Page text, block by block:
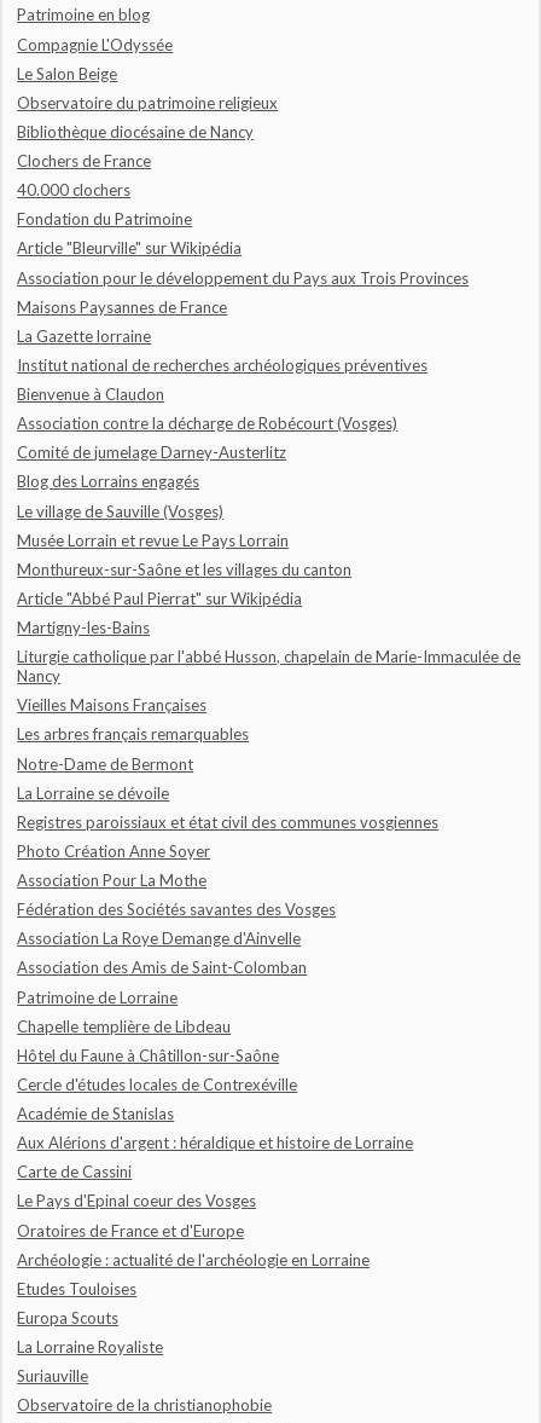
Patrimoine en blog
Compagnie L'Odyssée
Le Salon Beige
Observatoire du patrimoine religieux
Bibliothèque diocésaine de Nancy
Clochers de France
40.000 clochers
Fondation du Patrimoine
Article "Bleurville" sur Wikipédia
Association pour le développement du Pays aux Trois Provinces
Maisons Paysannes de France
La Gazette lorraine
Institut national de recherches archéologiques préventives
Bienvenue à Claudon
Association contre la décharge de Robécourt (Vosges)
Comité de jumelage Darney-Austerlitz
Blog des Lorrains engagés
Le village de Sauville (Vosges)
Musée Lorrain et revue Le Pays Lorrain
Monthureux-sur-Saône et les villages du canton
Article "Abbé Paul Pierrat" sur Wikipédia
Martigny-les-Bains
Liturgie catholique par l'abbé Husson, chapelain de Marie-Immaculée de
Nancy
Vieilles Maisons Françaises
Les arbres français remarquables
Notre-Dame de Bermont
La Lorraine se dévoile
Registres paroissiaux et état civil des communes vosgiennes
Photo Création Anne Soyer
Association Pour La Mothe
Fédération des Sociétés savantes des Vosges
Association La Roye Demange d'Ainvelle
Association des Amis de Saint-Colomban
Patrimoine de Lorraine
Chapelle templière de Libdeau
Hôtel du Faune à Châtillon-sur-Saône
Cercle d'études locales de Contrexéville
Académie de Stanislas
Aux Alérions d'argent : héraldique et histoire de Lorraine
Carte de Cassini
Le Pays d'Epinal coeur des Vosges
Oratoires de France et d'Europe
Archéologie : actualité de l'archéologie en Lorraine
Etudes Touloises
Europa Scouts
La Lorraine Royaliste
Suriauville
Observatoire de la christianophobie